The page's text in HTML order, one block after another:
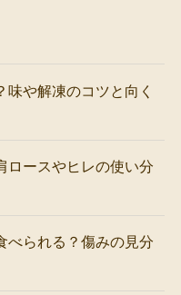
や解凍のコツと向く
ロースやヒレの使い分
べられる？傷みの見分